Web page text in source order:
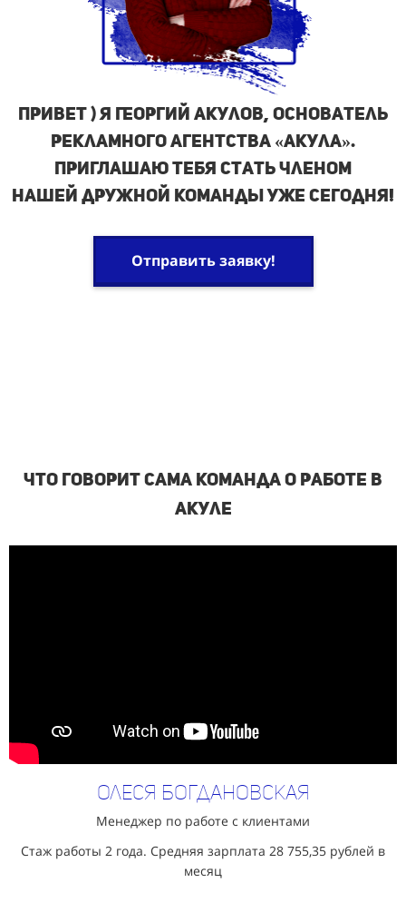
ПРИВЕТ ) Я Георгий Акулов, основатель
рекламного агентства «Акула».
ПРИГЛАШАЮ ТЕБЯ стать членом
нашей дружной команды уже сегодня!
Отправить заявку!
Что говорИт сама команда о работе в
Акуле
Олеся Богдановская
Менеджер по работе с клиентами
Стаж работы 2 года. Средняя зарплата 28 755,35 рублей в
месяц